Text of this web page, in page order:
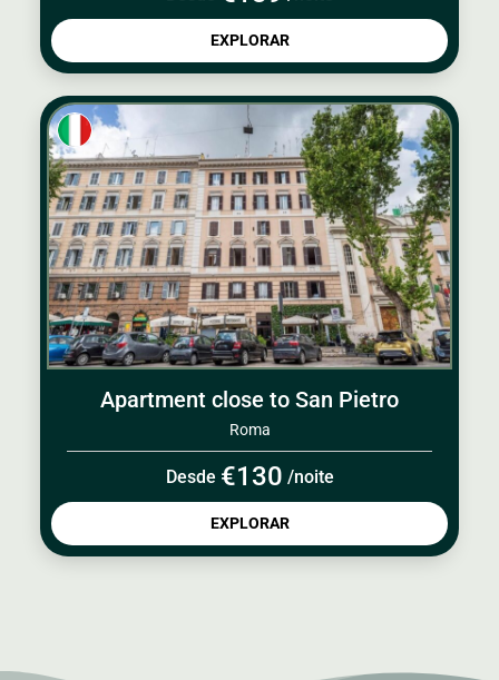
EXPLORAR
Apartment close to San Pietro
Roma
Desde €130 /noite
EXPLORAR